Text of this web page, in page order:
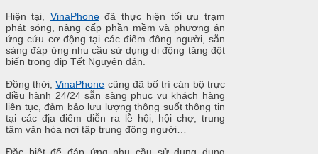
Hiện tại, VinaPhoneđã thực hiện tối ưu trạm
phát sóng, nâng cấp phần mềm và phương án
ứng cứu cơ động tại các điểm đông người, sẵn
sàng đáp ứng nhu cầu sử dụng di động tăng đột
biến trong dịp Tết Nguyên đán.
Đồng thời,VinaPhone cũng đã bố trí cán bộ trực
điều hành 24/24 sẵn sàng phục vụ khách hàng
liên tục, đảm bảo lưu lượng thông suốt thông tin
tại các địa điểm diễn ra lễ hội, hội chợ, trung
tâm văn hóa nơi tập trung đông người…
Đặc biệt để đáp ứng nhu cầu sử dụng dung